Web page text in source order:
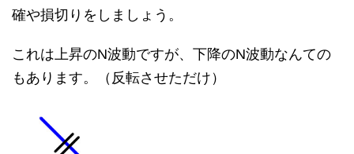
確や損切りをしましょう。
これは上昇のN波動ですが、下降のN波動なんての
もあります。（反転させただけ）